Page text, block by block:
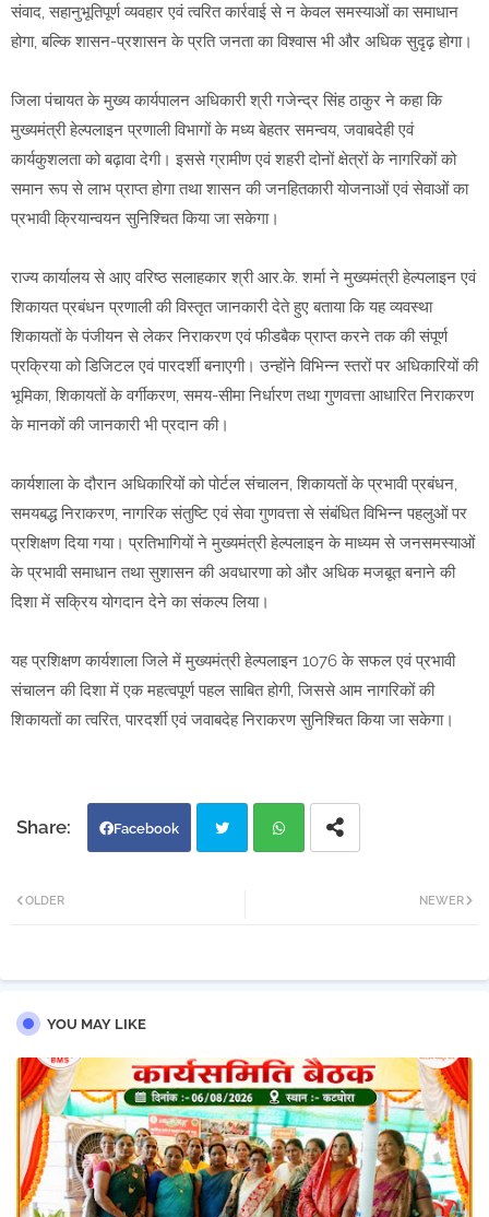
संवाद, सहानुभूतिपूर्ण व्यवहार एवं त्वरित कार्रवाई से न केवल समस्याओं का समाधान
होगा, बल्कि शासन-प्रशासन के प्रति जनता का विश्वास भी और अधिक सुदृढ़ होगा।
जिला पंचायत के मुख्य कार्यपालन अधिकारी श्री गजेन्द्र सिंह ठाकुर ने कहा कि
मुख्यमंत्री हेल्पलाइन प्रणाली विभागों के मध्य बेहतर समन्वय, जवाबदेही एवं
कार्यकुशलता को बढ़ावा देगी। इससे ग्रामीण एवं शहरी दोनों क्षेत्रों के नागरिकों को
समान रूप से लाभ प्राप्त होगा तथा शासन की जनहितकारी योजनाओं एवं सेवाओं का
प्रभावी क्रियान्वयन सुनिश्चित किया जा सकेगा।
राज्य कार्यालय से आए वरिष्ठ सलाहकार श्री आर.के. शर्मा ने मुख्यमंत्री हेल्पलाइन एवं
शिकायत प्रबंधन प्रणाली की विस्तृत जानकारी देते हुए बताया कि यह व्यवस्था
शिकायतों के पंजीयन से लेकर निराकरण एवं फीडबैक प्राप्त करने तक की संपूर्ण
प्रक्रिया को डिजिटल एवं पारदर्शी बनाएगी। उन्होंने विभिन्न स्तरों पर अधिकारियों की
भूमिका, शिकायतों के वर्गीकरण, समय-सीमा निर्धारण तथा गुणवत्ता आधारित निराकरण
के मानकों की जानकारी भी प्रदान की।
कार्यशाला के दौरान अधिकारियों को पोर्टल संचालन, शिकायतों के प्रभावी प्रबंधन,
समयबद्ध निराकरण, नागरिक संतुष्टि एवं सेवा गुणवत्ता से संबंधित विभिन्न पहलुओं पर
प्रशिक्षण दिया गया। प्रतिभागियों ने मुख्यमंत्री हेल्पलाइन के माध्यम से जनसमस्याओं
के प्रभावी समाधान तथा सुशासन की अवधारणा को और अधिक मजबूत बनाने की
दिशा में सक्रिय योगदान देने का संकल्प लिया।
यह प्रशिक्षण कार्यशाला जिले में मुख्यमंत्री हेल्पलाइन 1076 के सफल एवं प्रभावी
संचालन की दिशा में एक महत्वपूर्ण पहल साबित होगी, जिससे आम नागरिकों की
शिकायतों का त्वरित, पारदर्शी एवं जवाबदेह निराकरण सुनिश्चित किया जा सकेगा।
Facebook
pp
NEWER
OLDER
YOU MAY LIKE